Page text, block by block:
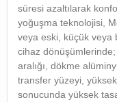
süresi azaltılarak
yoğuşma teknolojisi,
veya eski, küçük veya
cihaz
aralığı, dökme
transfer yüzeyi,
sonucunda yüksek